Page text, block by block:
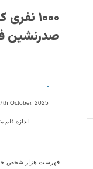
صدرنشین
-
October, 2025
اندازه قلم
فهرست هزار شخص